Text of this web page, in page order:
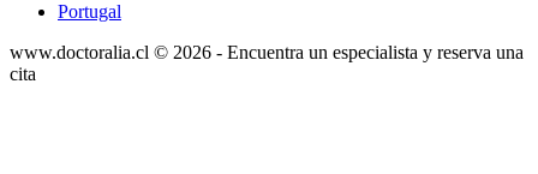
Portugal
www.doctoralia.cl © 2026 - Encuentra un especialista y reserva una
cita